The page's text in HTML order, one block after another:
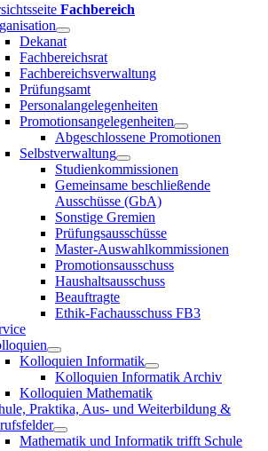
Fachbereich
Dekanat
Fachbereichsrat
Fachbereichsverwaltung
Prüfungsamt
Personalangelegenheiten
Promotionsangelegenheiten
Abgeschlossene Promotionen
Selbstverwaltung
Studienkommissionen
Gemeinsame beschließende
Ausschüsse (GbA)
Sonstige Gremien
Prüfungsausschüsse
Master-Auswahlkommissionen
Promotionsausschuss
Haushaltsausschuss
Beauftragte
Ethik-Fachausschuss FB3
Kolloquien Informatik
Kolloquien Informatik Archiv
Kolloquien Mathematik
Praktika, Aus- und Weiterbildung &
Mathematik und Informatik trifft Schule